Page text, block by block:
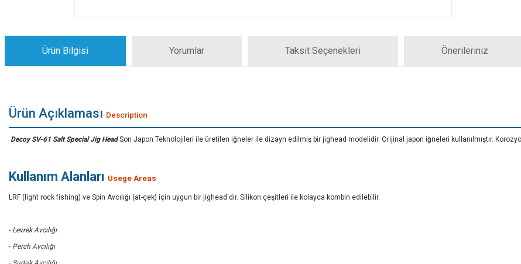
Ürün Bilgisi Yorumlar Taksit Seçenekleri Önerileriniz
Ürün Açıklaması Description
Decoy SV-61 Salt Special Jig HeadSon Japon Teknolojileri ile üretilen iğneler ile dizayn edilmiş bir jighead modelidir. Orijinal japon iğneleri kullanılmıştır.
Kullanım Alanları Usege Areas
LRF (light rock fishing) ve Spin Avcılığı (at-çek) için uygun bir jighead'dir. Silikon çeşitleri ile kolayca kombin edilebilir.
- Levrek Avcılığı
- Perch Avcılığı